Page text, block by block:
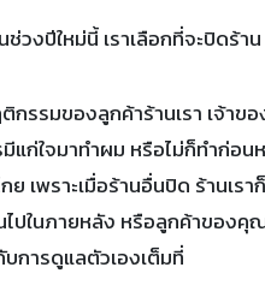
วงปีใหม่นี้ เราเลือกที่จะปิดร้า
รรมของลูกค้าร้านเรา เจ้า
มีแก่ใจมาทำผม หรือไม่ก็ทำก่
เพราะเมื่อร้านอื่นปิด ร้านเร
ปในภายหลัง หรือลูกค้าของคุ
การดูแลตัวเองเต็มที่